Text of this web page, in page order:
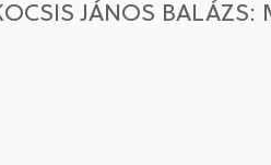
JÁNOS BALÁZS: